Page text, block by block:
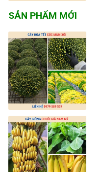
SẢN PHẨM MỚI